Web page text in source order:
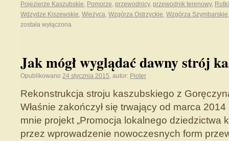
Pojezierze Kaszubskie, Pomorze, przewodnicy, przewodnik terenowy, Rutki
Wdzydze Kiszewskie, Wieżyca, Wzgórza Ostrzyckie, Wzgórza Szymbarskie
została wyłączona
Jak mógł wyglądać dawny strój
Opublikowano 24 stycznia 2015, autor: Pioter
Rekonstrukcja stroju kaszubskiego z
Właśnie zakończył się trwający od marca
mnie projekt „Promocja lokalnego dziedzictwa
przez wprowadzenie nowoczesnych form